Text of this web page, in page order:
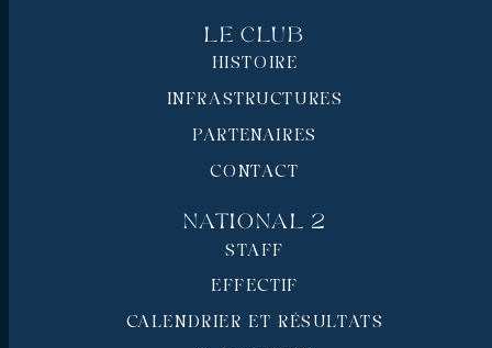
Le Club
HISTOIRE
INFRASTRUCTURES
PARTENAIRES
CONTACT
National 2
STAFF
EFFECTIF
CALENDRIER ET RÉSULTATS